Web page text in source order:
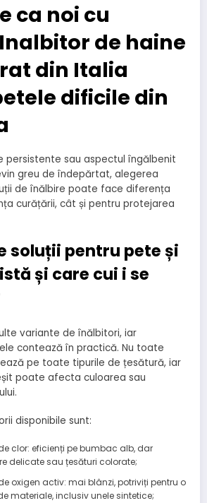
ca noi cu
de haine
din Italia
dificile din
persistente sau aspectul îngălbenit
greu de îndepărtat, alegerea
de înălbire poate face diferența
curățării, cât și pentru protejarea
soluții pentru pete și
și care cui i se
variante de înălbitori, iar
contează în practică. Nu toate
pe toate tipurile de țesătură, iar
poate afecta culoarea sau
disponibile sunt:
clor: eficienți pe bumbac alb, dar
delicate sau țesături colorate;
oxigen activ: mai blânzi, potriviți pentru o
materiale, inclusiv unele sintetice;